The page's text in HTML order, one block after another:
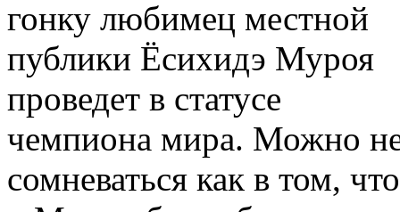
гонку любимец местной
публики Ёсихидэ Муроя
проведет в статусе
чемпиона мира. Можно
сомневаться как в том, что